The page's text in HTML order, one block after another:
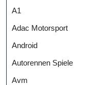
A1
Adac Motorsport
Android
Autorennen Spiele
Avm